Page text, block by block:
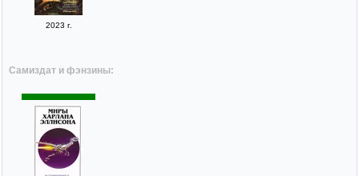
2023 г.
Самиздат и фэнзины: